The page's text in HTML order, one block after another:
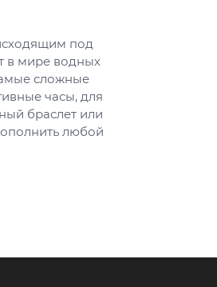
под
в мире водных
сложные
часы, для
браслет или
любой